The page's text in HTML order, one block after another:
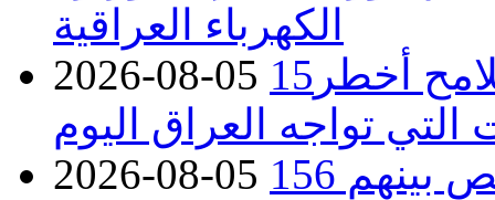
الكهرباء العراقية
2026-08-05 15كارثة بيئية ومناخية ترسم ملامح أخطر
التي تواجه العراق اليوم
2026-08-05 حرائق فرنسا.. توقيف 402 شخص بينهم 156